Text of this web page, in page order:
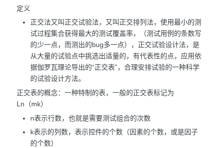
定义
正交法又叫正交试验法，又叫正交排列法，使用最小的测
试过程集合获得最大的测试覆盖率，（测试用例的条数写
的少一点，而测出的bug多一点），正交试验设计法，是
从大量的试验点中挑选出适量的，有代表性的点，应用依
据伽罗瓦理论导出的“正交表”，合理安排试验的一种科学
的试验设计方法。
正交表的概念：一种特制的表，一般的正交表标记为
Ln（mk）
n表示行数，也就是需要测试组合的次数
k表示的列数，表示控件的个数（因素的个数，或是因子
的个数）